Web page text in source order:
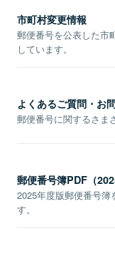
市町村変更情報
郵便番号を公表した市
しています。
よくあるご質問・お
郵便番号に関するさま
郵便番号簿PDF（
2025年度版郵便番号簿
す。